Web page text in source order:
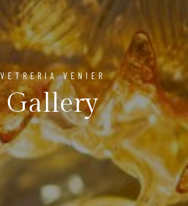
VETRERIA VENIER
Gallery